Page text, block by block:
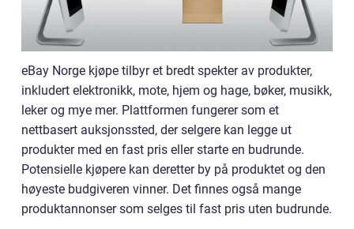
eBay Norge kjøpe tilbyr et bredt spekter av produkter,
inkludert elektronikk, mote, hjem og hage, bøker, musikk,
leker og mye mer. Plattformen fungerer som et
nettbasert auksjonssted, der selgere kan legge ut
produkter med en fast pris eller starte en budrunde.
Potensielle kjøpere kan deretter by på produktet og den
høyeste budgiveren vinner. Det finnes også mange
produktannonser som selges til fast pris uten budrunde.